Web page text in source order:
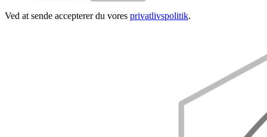
Ved at sende accepterer du vores privatlivspolitik.